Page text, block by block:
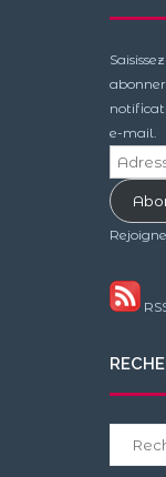
e-mail.
Adresse
e-
mail